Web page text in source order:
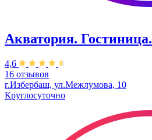
Акватория. Гостиница.
4,6
16 отзывов
г.Избербаш, ул.Межлумова, 10
Круглосуточно